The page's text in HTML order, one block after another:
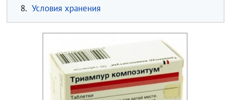
8. Условия хранения